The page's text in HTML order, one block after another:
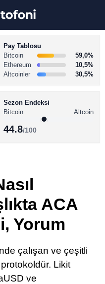
Youtube
TikTok
LinkedIn
Pay Tablosu
Bitcoin
59,0%
Ethereum
10,5%
Altcoinler
30,5%
Sezon Endeksi
Bitcoin
Altcoin
44.8/100
ACA
Yorum
çalışan ve çeşitli
Likit
ve